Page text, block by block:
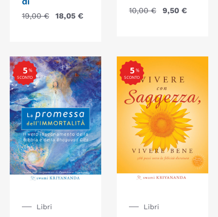
19,00€ 18,05 €
10,00€ 9,50 €
Libri Libri
%
SCONTO
5 %
SCONTO
5